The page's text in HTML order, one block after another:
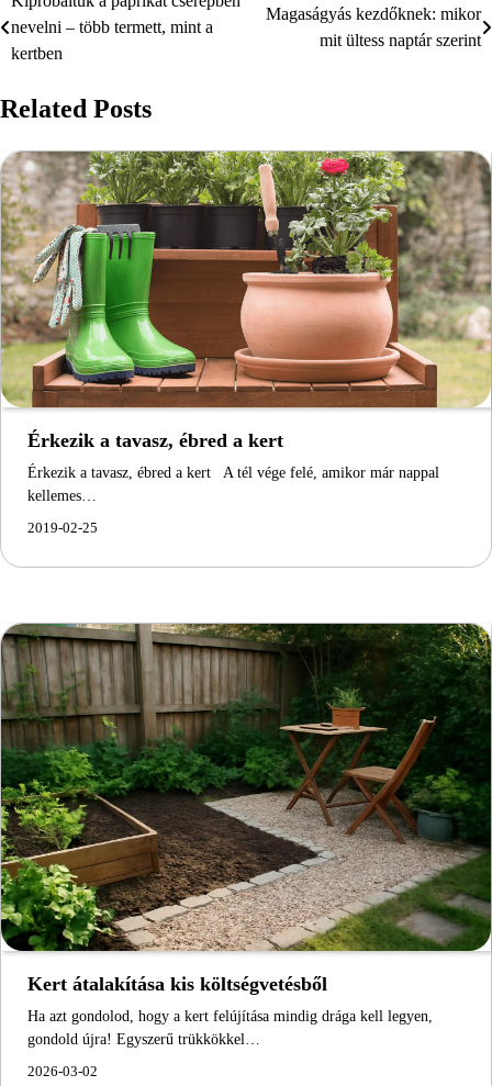
Bejegyzés
navigáció
nevelni – több termett, mint a
kertben
Magaságyás kezdőknek: mikor
mit ültess naptár szerint
Related Posts
Érkezik a tavasz, ébred a kert
Érkezik a tavasz, ébred a kert A tél vége felé, amikor már nappal
kellemes…
2019-02-25
Kert átalakítása kis költségvetésből
Ha azt gondolod, hogy a kert felújítása mindig drága kell legyen,
gondold újra! Egyszerű trükkökkel…
2026-03-02